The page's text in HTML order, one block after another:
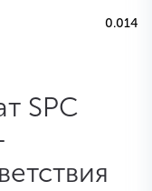
0.014
SPC